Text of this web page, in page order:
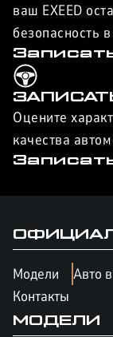
ваш EXEED
безопасность
Оцените
качества
Модели Авто
Контакты
МОДЕЛИ